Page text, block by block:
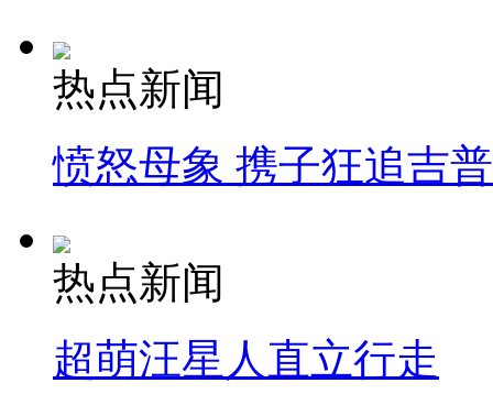
热点新闻
愤怒母象 携子狂追吉
热点新闻
超萌汪星人直立行走